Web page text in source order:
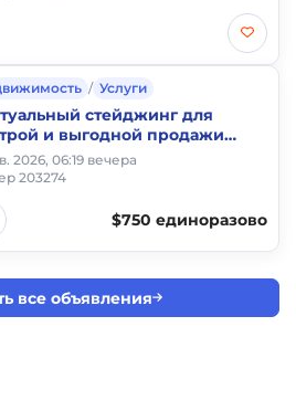
/ Услуги
стейджинг для
и выгодной продажи
2026, 06:19 вечера
203274
$750 единоразово
все объявления